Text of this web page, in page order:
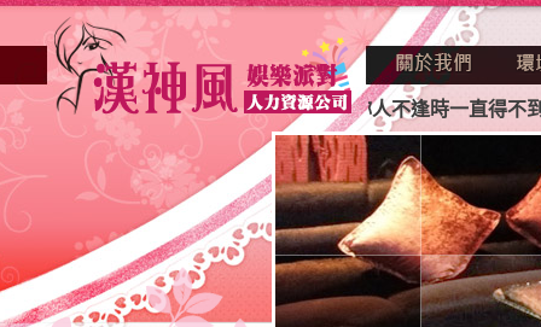
不景氣的年代找不到工作？也許妳人不逢時一直得不到老闆